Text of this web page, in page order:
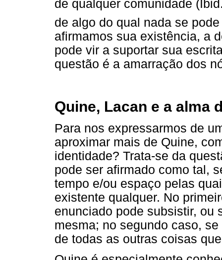
de qualquer comunidade
de algo do qual nada se
afirmamos sua existência, a
pode vir a suportar sua
questão é a amarração dos
Quine, Lacan e a alma
Para nos expressarmos de
aproximar mais de Quine,
identidade? Trata-se da
pode ser afirmado como tal,
tempo e/ou espaço pelas
existente qualquer. No
enunciado pode subsistir, ou
mesma; no segundo caso,
de todas as outras coisas